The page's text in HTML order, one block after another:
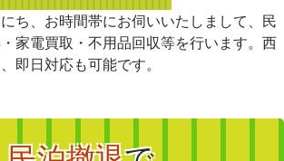
ち、お時間帯にお伺いいたしまして、民
家電買取・不用品回収等を行います。西
即日対応も可能です。